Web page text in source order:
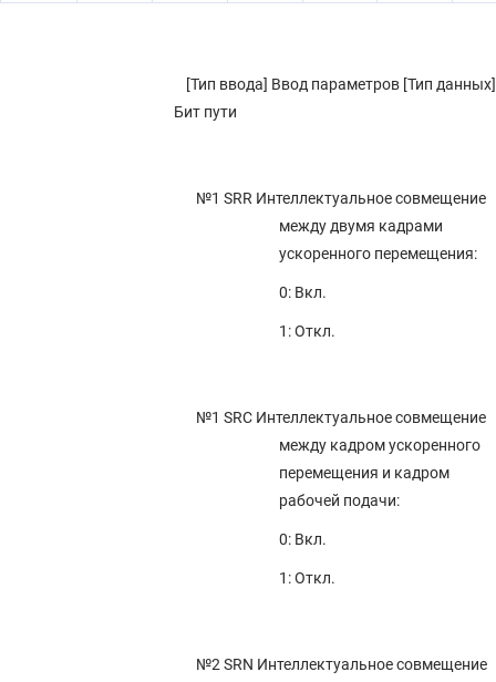
[Тип ввода] Ввод параметров [Тип данных]
Бит пути
№1 SRR Интеллектуальное совмещение
между двумя кадрами
ускоренного перемещения:
0: Вкл.
1: Откл.
№1 SRC Интеллектуальное совмещение
между кадром ускоренного
перемещения и кадром
рабочей подачи:
0: Вкл.
1: Откл.
№2 SRN Интеллектуальное совмещение
4.142 ПАРАМЕТРЫ ГРАФИЧЕСКОГО ОТОБРАЖЕНИЯ (4 ИЗ 4)
4.141 ПАРАМЕТРЫ ИЗМЕНЕНИЯ РЕЖИМА УПРАВЛЕНИЯ ШПИНДЕЛЕМ
4.136 ПАРАМЕТРЫ ОТОБРАЖЕНИЯ И РЕДАКТИРОВАНИЯ (6 ИЗ 6)
/ ТРЕХМЕРНОЙ РУЧНОЙ ПОДАЧИ (СЕРИЯ M)
4.133 ПАРАМЕТРЫ КОРРЕКЦИИ НА ИНСТРУМЕНТ (3 ИЗ 3)
4.132 ПАРАМЕТРЫ УПРАВЛЕНИЯ SMOOTH TOLERANCE+ (2 ИЗ 2)
4.130 ПАРАМЕТРЫ ЦИЛИНДРИЧЕСКОЙ ИНТЕРПОЛЯЦИИ
4.128 ПАРАМЕТРЫ РУЧНОГО ОТВОДА ШТУРВАЛОМ (2 ИЗ 2)